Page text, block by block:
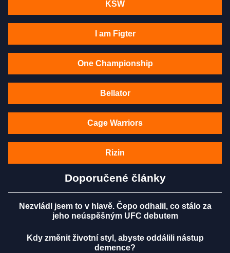
KSW
I am Figter
One Championship
Bellator
Cage Warriors
Rizin
Doporučené články
Nezvládl jsem to v hlavě. Čepo odhalil, co stálo za
jeho neúspěšným UFC debutem
Kdy změnit životní styl, abyste oddálili nástup
demence?